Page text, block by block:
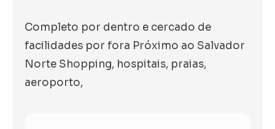
Completo por dentro e cercado de
facilidades por fora Próximo ao Salvador
Norte Shopping, hospitais, praias,
aeroporto,